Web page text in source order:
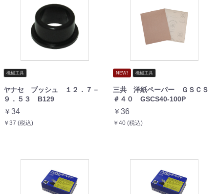
機械工具
ヤナセ ブッシュ １２．７－
９．５３ B129
￥34
￥37 (税込)
NEW! 機械工具
三共 洋紙ペーパー ＧＳＣＳ
＃４０ GSCS40-100P
￥36
￥40 (税込)